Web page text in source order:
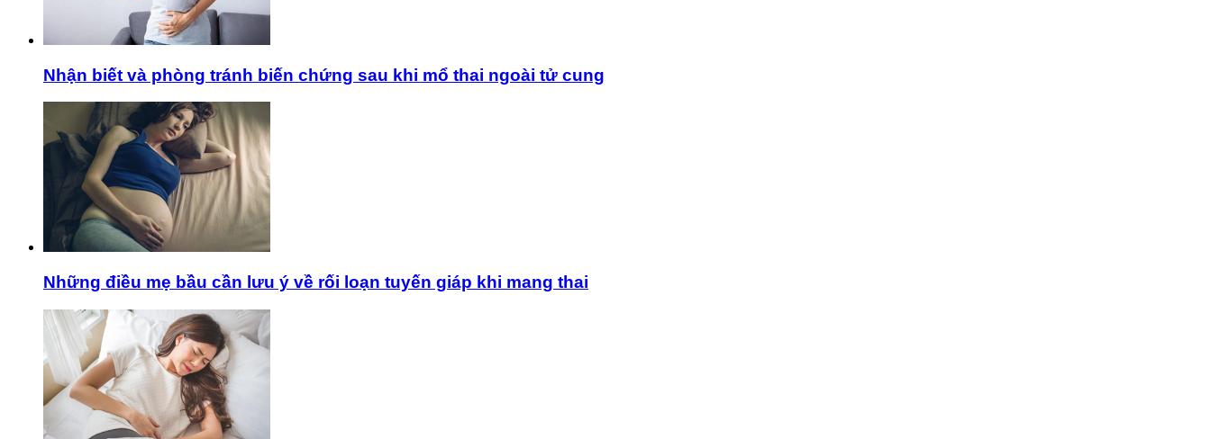
Nhận biết và phòng tránh biến chứng sau khi mổ thai ngoài tử cung
Những điều mẹ bầu cần lưu ý về rối loạn tuyến giáp khi mang thai